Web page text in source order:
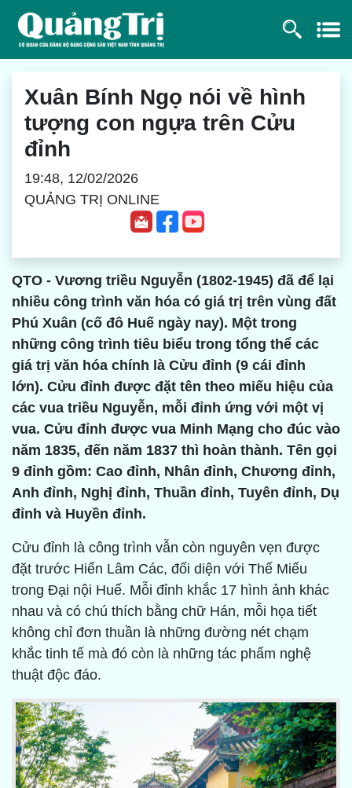
Xuân Bính Ngọ nói về hình
tượng con ngựa trên Cửu
đỉnh
19:48, 12/02/2026
QUẢNG TRỊ ONLINE
QTO - Vương triều Nguyễn (1802-1945) đã để lại
nhiều công trình văn hóa có giá trị trên vùng đất
Phú Xuân (cố đô Huế ngày nay). Một trong
những công trình tiêu biểu trong tổng thể các
giá trị văn hóa chính là Cửu đỉnh (9 cái đỉnh
lớn). Cửu đỉnh được đặt tên theo miếu hiệu của
các vua triều Nguyễn, mỗi đỉnh ứng với một vị
vua. Cửu đỉnh được vua Minh Mạng cho đúc vào
năm 1835, đến năm 1837 thì hoàn thành. Tên gọi
9 đỉnh gồm: Cao đỉnh, Nhân đỉnh, Chương đỉnh,
Anh đỉnh, Nghị đỉnh, Thuần đỉnh, Tuyên đỉnh, Dụ
đỉnh và Huyền đỉnh.
Cửu đỉnh là công trình vẫn còn nguyên vẹn được
đặt trước Hiển Lâm Các, đối diện với Thế Miếu
trong Đại nội Huế. Mỗi đỉnh khắc 17 hình ảnh khác
nhau và có chú thích bằng chữ Hán, mỗi họa tiết
không chỉ đơn thuần là những đường nét chạm
khắc tinh tế mà đó còn là những tác phẩm nghệ
thuật độc đáo.